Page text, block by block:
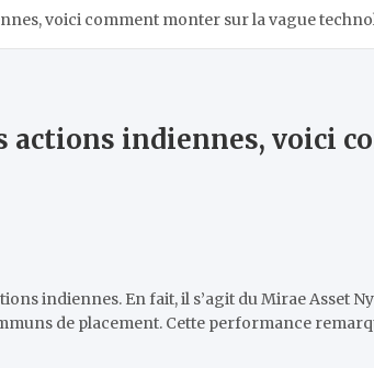
voici comment monter sur la vague
actions indiennes, voici
indiennes. En fait, il s’agit du Mirae Asset
de placement. Cette performance